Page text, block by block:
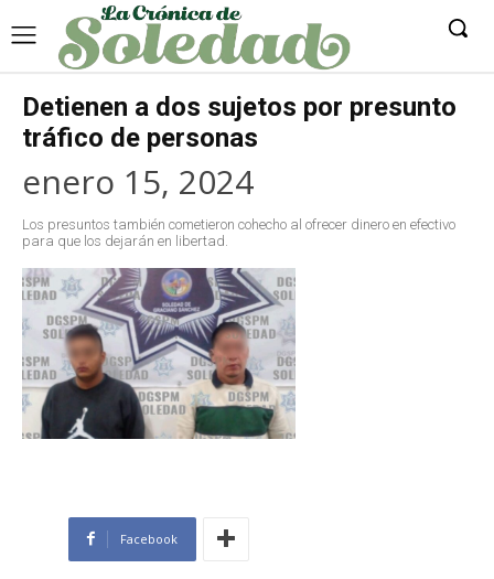
Detienen a dos sujetos por presunto
tráfico de personas
enero 15, 2024
Los presuntos también cometieron cohecho al ofrecer dinero en efectivo
para que los dejarán en libertad.
Facebook